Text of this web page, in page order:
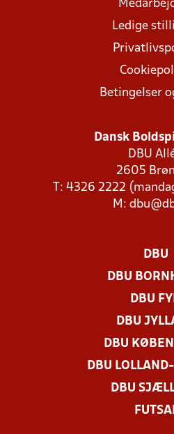
Ledige
Betingelser
Dansk
DBU
2605
T: 4326 2222
M:
DBU
DBU
DBU
DBU
DBU
DBU
DBU